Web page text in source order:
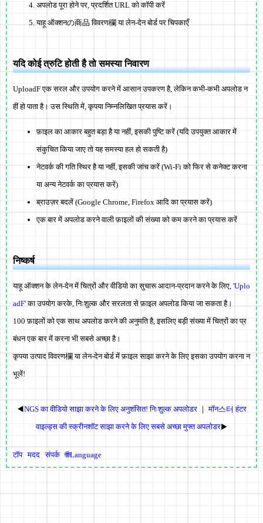
अपलोड पूरा होने पर, प्रदर्शित URL को कॉपी करें
याहू ऑक्शनの商品 विवरण欄 या लेन-देन बोर्ड पर चिपकाएँ
यदि कोई त्रुटि होती है तो समस्या निवारण
UploadF एक सरल और उपयोग करने में आसान उपकरण है, लेकिन कभी-कभी अपलोड न
हीं हो पाता है। उस स्थिति में, कृपया निम्नलिखित प्रयास करें।
फ़ाइल का आकार बहुत बड़ा है या नहीं, इसकी पुष्टि करें (यदि उपयुक्त आकार में
संकुचित किया जाए तो यह समस्या हल हो सकती है)
नेटवर्क की गति स्थिर है या नहीं, इसकी जांच करें (Wi-Fi को फिर से कनेक्ट करना
या अन्य नेटवर्क का प्रयास करें)
ब्राउज़र बदलें (Google Chrome, Firefox आदि का प्रयास करें)
एक बार में अपलोड करने वाली फ़ाइलों की संख्या को कम करने का प्रयास करें
निष्कर्ष
याहू ऑक्शन के लेन-देन में चित्रों और वीडियो का सुचारू आदान-प्रदान करने के लिए, 'Uplo
adF' का उपयोग करके, निःशुल्क और सरलता से फ़ाइल अपलोड किया जा सकता है।
100 फ़ाइलों को एक साथ अपलोड करने की अनुमति है, इसलिए बड़ी संख्या में चित्रों का प्र
बंधन एक बार में करना भी सबसे अच्छा है।
कृपया उत्पाद विवरण欄 या लेन-देन बोर्ड में फ़ाइल साझा करने के लिए इसका उपयोग करना न
भूलें!
◀NGS का वीडियो साझा करने के लिए अनुशंसित! निःशुल्क अपलोडर｜मॉन스터 हंटर
वाइल्ड्स की स्क्रीनशॉट साझा करने के लिए सबसे अच्छा मुफ्त अपलोडर▶
टॉप मदद संपर्क 🌐Language